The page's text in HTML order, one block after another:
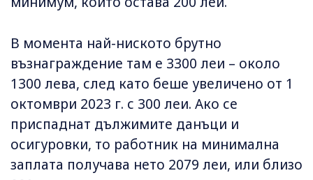
В момента най-ниското брутно
възнаграждение там е 3300 леи – около
1300 лева, след като беше увеличено от 1
октомври 2023 г. с 300 леи. Ако се
приспаднат дължимите данъци и
осигуровки, то работник на минимална
заплата получава нето 2079 леи, или близо